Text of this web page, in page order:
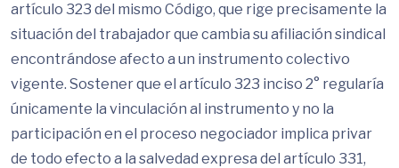
artículo 323 del mismo Código, que rige precisamente la
situación del trabajador que cambia su afiliación sindical
encontrándose afecto a un instrumento colectivo
vigente. Sostener que el artículo 323 inciso 2° regularía
únicamente la vinculación al instrumento y no la
participación en el proceso negociador implica privar
de todo efecto a la salvedad expresa del artículo 331,